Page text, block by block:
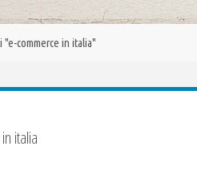
"e-commerce in italia"
italia